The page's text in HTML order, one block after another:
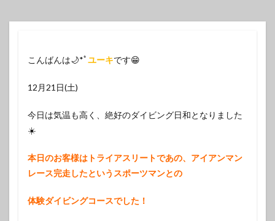
こんばんは🌙*ﾟユーキです😁
12月21日(土)
今日は気温も高く、絶好のダイビング日和となりました
☀️
本日のお客様はトライアスリートであの、アイアンマン
レース完走したというスポーツマンとの
体験ダイビングコースでした！